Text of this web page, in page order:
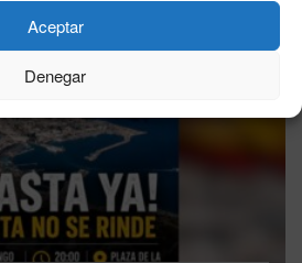
Aceptar
Denegar